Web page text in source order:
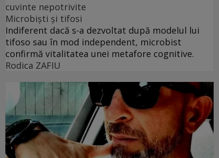
cuvinte nepotrivite
Microbiști și tifosi
Indiferent dacă s-a dezvoltat după modelul lui
tifoso sau în mod independent, microbist
confirmă vitalitatea unei metafore cognitive.
Rodica ZAFIU